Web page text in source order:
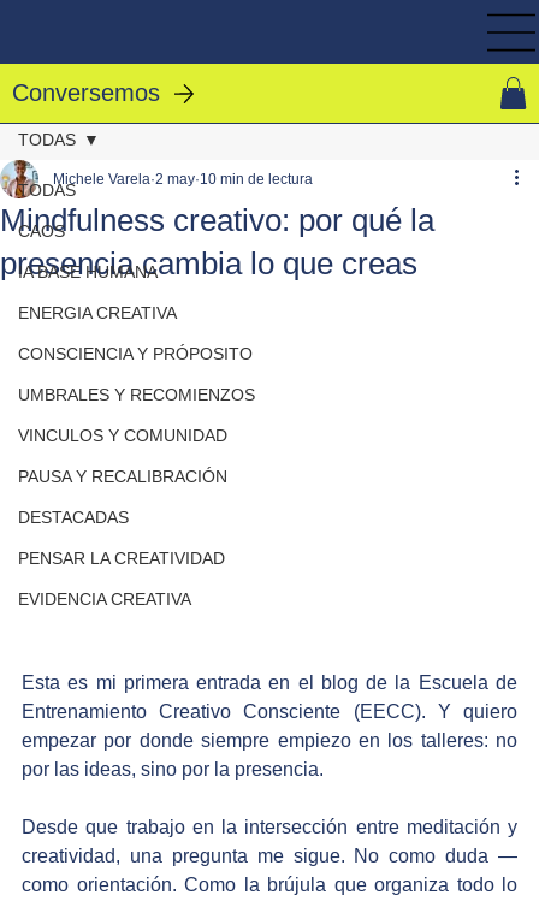
Conversemos
TODAS
CAOS
IA BASE HUMANA
ENERGIA CREATIVA
CONSCIENCIA Y PRÓPOSITO
UMBRALES Y RECOMIENZOS
VINCULOS Y COMUNIDAD
PAUSA Y RECALIBRACIÓN
DESTACADAS
PENSAR LA CREATIVIDAD
EVIDENCIA CREATIVA
TODAS
Mindfulness creativo: por qué la
presencia cambia lo que creas
Michele Varela 2 may 10 min de lectura
Esta es mi primera entrada en el blog de la Escuela de
Entrenamiento Creativo Consciente (EECC). Y quiero
empezar por donde siempre empiezo en los talleres: no
por las ideas, sino por la presencia.
Desde que trabajo en la intersección entre meditación y
creatividad, una pregunta me sigue. No como duda —
como orientación. Como la brújula que organiza todo lo